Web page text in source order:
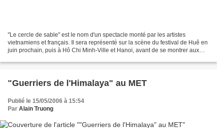
"Le cercle de sable" est le nom d'un spectacle monté par les artistes
vietnamiens et français. Il sera représenté sur la scène du festival de Huê en
juin prochain, puis à Hô Chi Minh-Ville et Hanoi, avant de se montrer aux
"Guerriers de l'Himalaya" au MET
Publié le 15/05/2006 à 15:54
Par Alain Truong